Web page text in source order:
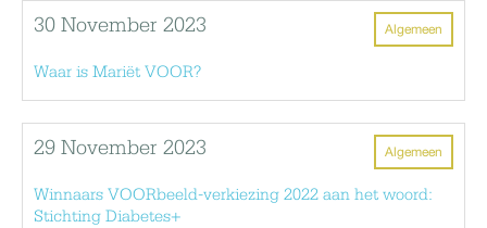
Algemeen
30 November 2023
Waar is Mariët VOOR?
Algemeen
29 November 2023
Winnaars VOORbeeld-verkiezing 2022 aan het woord:
Stichting Diabetes+